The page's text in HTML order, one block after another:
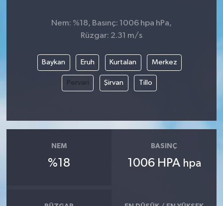
Nem: %18, Basınç: 1006 hpa hPa,
Rüzgar: 2.31 m/s
Baykan Eruh Kurtalan Merkez
Pervari Şirvan Tillo
NEM
%18
BASINÇ
1006 HPA hpa